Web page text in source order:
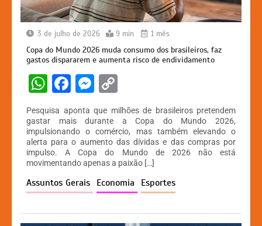
3 de julho de 2026 9 min 1 mês
Copa do Mundo 2026 muda consumo dos brasileiros, faz
gastos dispararem e aumenta risco de endividamento
W
h
at
s
A
p
p
F
c
e
b
o
o
k
M
s
s
e
n
g
er
o
p
y
Li
n
k
Pesquisa aponta que milhões de brasileiros pretendem
gastar mais durante a Copa do Mundo 2026,
impulsionando o comércio, mas também elevando o
alerta para o aumento das dívidas e das compras por
impulso. A Copa do Mundo de 2026 não está
movimentando apenas a paixão […]
Assuntos Gerais Economia Esportes